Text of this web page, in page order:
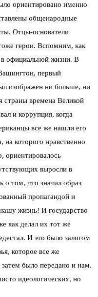
ориентировано именно
общенародные
Отцы-основатели
герои. Вспомним, как
в официальной жизни. В
первый
изображен ни больше, ни
времена Великой
и коррупция, когда
все же нашли его
которого нравственно
ориентировалось
выросли в
о том, что значил образ
пропагандой и
жизнь! И государство
как делал их тот же
И это было залогом
которое все же
затем было передано и нам.
идеологических, но